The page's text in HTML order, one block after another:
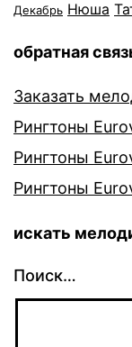
Декабрь Нюша
обратная
Заказать
Рингтоны
Рингтоны
Рингтоны
искать
Поиск…